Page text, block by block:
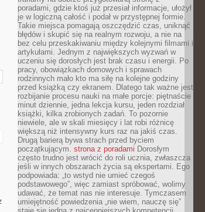
poradami, gdzie ktoś już przesiał informacje, ułożył
je w logiczną całość i podał w przystępnej formie.
Takie miejsca pomagają oszczędzić czas, uniknąć
błędów i skupić się na realnym rozwoju, a nie na
bez celu przeskakiwaniu między kolejnymi filmami i
artykułami. Jednym z największych wyzwań w
uczeniu się dorosłych jest brak czasu i energii. Po
pracy, obowiązkach domowych i sprawach
rodzinnych mało kto ma siłę na kolejne godziny
przed książką czy ekranem. Dlatego tak ważne jest
rozbijanie procesu nauki na małe porcje: piętnaście
minut dziennie, jedna lekcja kursu, jeden rozdział
książki, kilka zrobionych zadań. To pozornie
niewiele, ale w skali miesięcy i lat robi różnicę
większą niż intensywny kurs raz na jakiś czas.
Drugą barierą bywa strach przed byciem
początkującym. strona z poradami Dorosłym
często trudno jest wrócić do roli ucznia, zwłaszcza
jeśli w innych obszarach życia są ekspertami. Ego
podpowiada: „to wstyd nie umieć czegoś
podstawowego”, więc zamiast spróbować, wolimy
udawać, że temat nas nie interesuje. Tymczasem
umiejętność powiedzenia „nie wiem, nauczę się”